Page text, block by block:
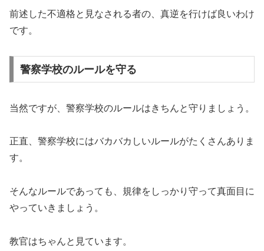
前述した不適格と見なされる者の、真逆を行けば良いわけ
です。
警察学校のルールを守る
当然ですが、警察学校のルールはきちんと守りましょう。
正直、警察学校にはバカバカしいルールがたくさんありま
す。
そんなルールであっても、規律をしっかり守って真面目に
やっていきましょう。
教官はちゃんと見ています。